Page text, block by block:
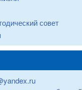
совет